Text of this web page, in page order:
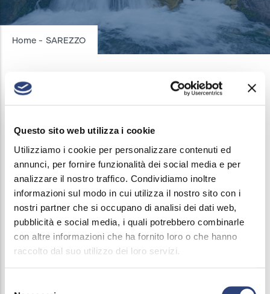
Questo sito web utilizza i cookie
Utilizziamo i cookie per personalizzare contenuti ed
annunci, per fornire funzionalità dei social media e per
analizzare il nostro traffico. Condividiamo inoltre
informazioni sul modo in cui utilizza il nostro sito con i
nostri partner che si occupano di analisi dei dati web,
pubblicità e social media, i quali potrebbero combinarle
con altre informazioni che ha fornito loro o che hanno
raccolto dal suo utilizzo dei loro servizi.
Breadcrumb
Home - SAREZZO
INTERRUZIONI ACQUEDOTTO / 30 GIUGNO, 2025
Il 3 giugno 2025, dalle ore 8 alle 13, verrà sospeso il
servizio di erogazione acqua in Via Petrarca dal civ.
35 al civ. 155 e in Via Pintozzi dal 9 al 21 e dal 4 al
12.
Per informazioni è disponibile il numero verde 800